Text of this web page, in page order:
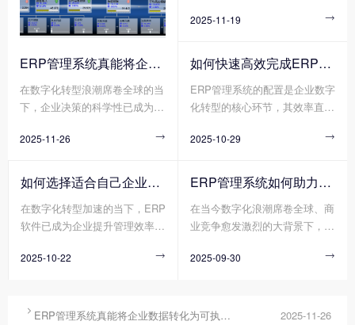
下“想改却改不动”的深层问题。
ERP管理系统真能将企业数据转化为可执行决策吗?
在数字化转型浪潮席卷全球的当
下，企业决策的科学性已成为决
统决策模式依赖经验判断与局部
化工具将分散数据转化为可执行
的决策方案。其中，ERP管理系
统作为企业资源整合的核心平
台，正通过其强大的数据整合、
这一难题的关键工具。
2025-11-26 
营效率是关键所在。而ERP软件
正凭借其强大的整合与协同能
力，成为企业提升运营效率的得
力助手。
2025-11-19 
如何快速高效完成ERP管理系统配置?
ERP管理系统的配置是企业数字
化转型的核心环节，其效率直接
放速度。然而，传统ERP管理系
求模糊导致方向偏差、流程冗余
造成资源浪费、技术壁垒阻碍实
施进度，这些问题使得配置周期
不断延长、成本持续超支，严重
2025-10-29 
如何选择适合自己企业的ERP软件?
在数字化转型加速的当下，ERP
软件已成为企业提升管理效率、
市场上的ERP软件在功能架构、
型方法，易陷入“功能冗余导致
2025-10-22 
ERP管理系统如何助力企业实现高效管理?
在当今数字化浪潮席卷全球、商
业竞争愈发激烈的大背景下，企
遇。高效管理成为企业在这场时
源整合与流程优化能力，逐渐成
2025-09-30 
 ERP管理系统真能将企业数据转化为可执行决策吗? 2025-11-26